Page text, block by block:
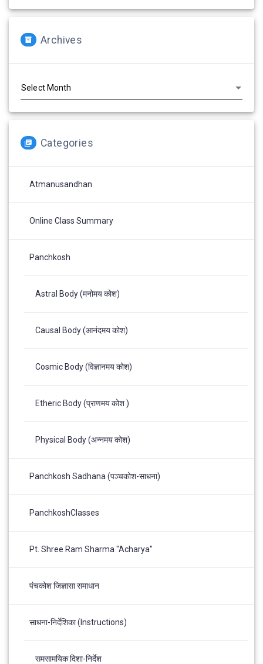
Archives
Categories
Atmanusandhan
Online Class Summary
Panchkosh
Astral Body (मनोमय कोश)
Causal Body (आनंदमय कोश)
Cosmic Body (विज्ञानमय कोश)
Etheric Body (प्राणमय कोश )
Physical Body (अन्नमय कोश)
Panchkosh Sadhana (पञ्चकोश-साधना)
PanchkoshClasses
Pt. Shree Ram Sharma "Acharya"
पंचकोश जिज्ञासा समाधान
साधना-निर्देशिका (Instructions)
समसामयिक दिशा-निर्देश